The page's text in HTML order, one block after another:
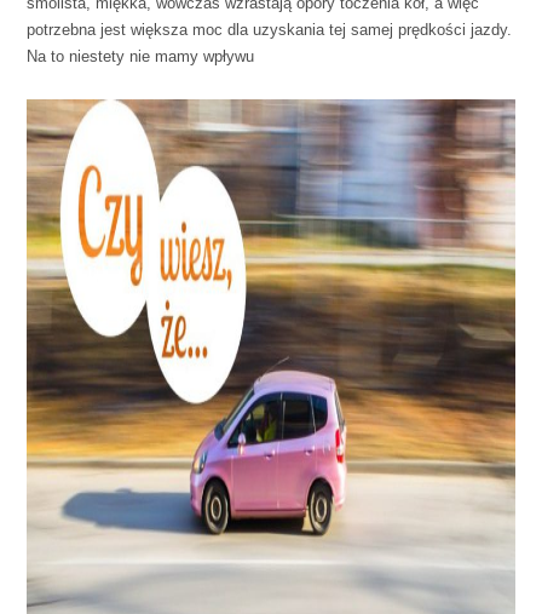
potrzebna jest większa moc dla uzyskania tej samej prędkości jazdy.
Na to niestety nie mamy wpływu